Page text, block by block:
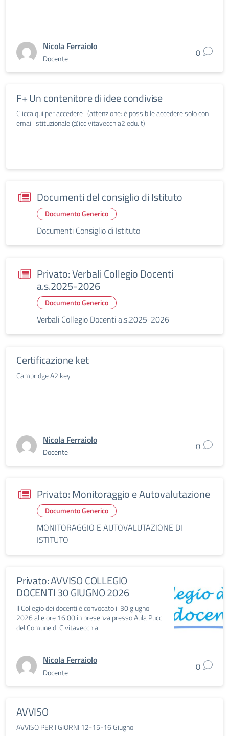
Nicola Ferraiolo
Docente 0
F+ Un contenitore di idee condivise
Clicca qui per accedere (attenzione: è possibile accedere solo con
email istituzionale @iccivitavecchia2.edu.it)
Documenti del consiglio di Istituto
Documento Generico
Documenti Consiglio di Istituto
Privato: Verbali Collegio Docenti
a.s.2025-2026
Documento Generico
Verbali Collegio Docenti a.s.2025-2026
Certificazione ket
Cambridge A2 key
Nicola Ferraiolo
Docente 0
Privato: Monitoraggio e Autovalutazione
Documento Generico
MONITORAGGIO E AUTOVALUTAZIONE DI
ISTITUTO
Privato: AVVISO COLLEGIO
DOCENTI 30 GIUGNO 2026
Il Collegio dei docenti è convocato il 30 giugno
2026 alle ore 16:00 in presenza presso Aula Pucci
del Comune di Civitavecchia
Nicola Ferraiolo
Docente 0
AVVISO
AVVISO PER I GIORNI 12-15-16 Giugno